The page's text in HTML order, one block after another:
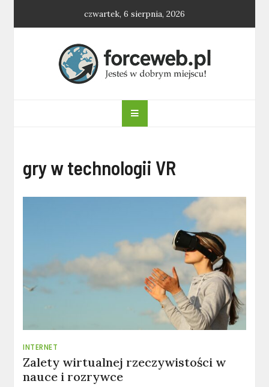
czwartek, 6 sierpnia, 2026
forceweb.pl
gry w technologii VR
INTERNET
Zalety wirtualnej rzeczywistości w
nauce i rozrywce